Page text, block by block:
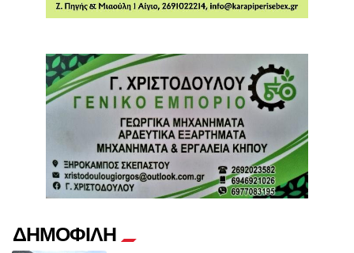
ΔΗΜΟΦΙΛΗ